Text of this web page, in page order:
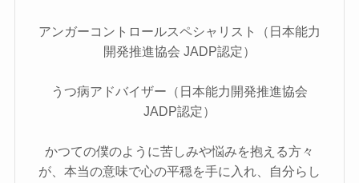
アンガーコントロールスペシャリスト（日本能力
開発推進協会 JADP認定）
うつ病アドバイザー（日本能力開発推進協会
JADP認定）
かつての僕のように苦しみや悩みを抱える方々
が、本当の意味で心の平穏を手に入れ、自分らし